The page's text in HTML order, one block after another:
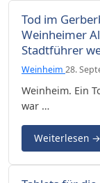
Tod im
Weinheimer
Stadtführer
Weinheim 28.
Weinheim. Ein
war …
Weiterlesen →